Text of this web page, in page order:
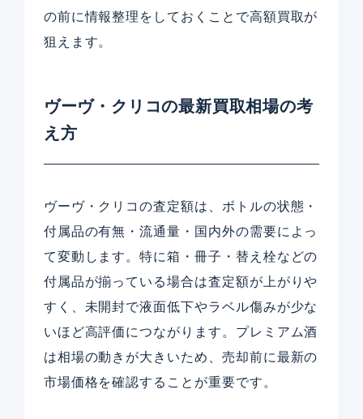
の前に情報整理をしておくことで高額買取が
狙えます。
ヴーヴ・クリコの最新買取相場の考
え方
ヴーヴ・クリコの査定額は、ボトルの状態・
付属品の有無・流通量・国内外の需要によっ
て変動します。特に箱・冊子・替え栓などの
付属品が揃っている場合は査定額が上がりや
すく、未開封で液面低下やラベル傷みが少な
いほど高評価につながります。プレミアム酒
は相場の動きが大きいため、売却前に最新の
市場価格を確認することが重要です。